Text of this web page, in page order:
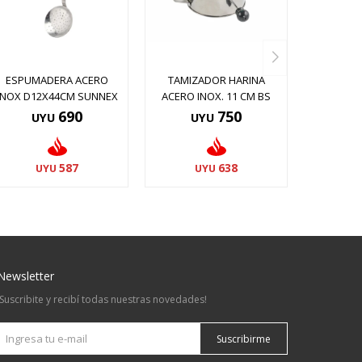
ESPUMADERA ACERO
D12X44CM SUNNEX
UYU 690
UYU 587
TAMIZADOR HARINA
ACERO INOX. 11 CM BS
UYU 750
UYU 638
y recibí todas nuestras novedades!
Suscribirme